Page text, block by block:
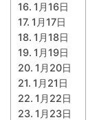
1月16日
1月17日
1月18日
1月19日
1月20日
1月21日
1月22日
1月23日